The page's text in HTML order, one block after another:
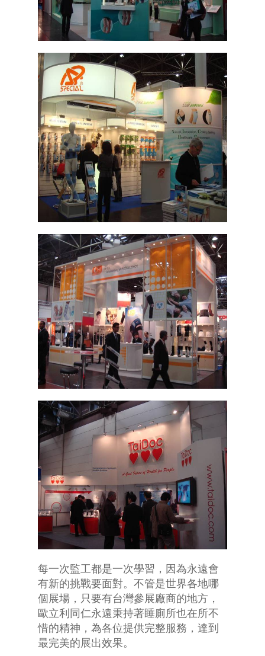
每一次監工都是一次學習，因為永遠會
有新的挑戰要面對。不管是世界各地哪
個展場，只要有台灣參展廠商的地方，
歐立利同仁永遠秉持著睡廁所也在所不
惜的精神，為各位提供完整服務，達到
最完美的展出效果。